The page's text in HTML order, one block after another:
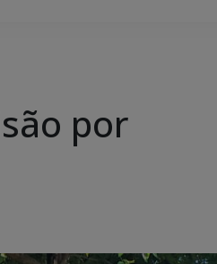
por